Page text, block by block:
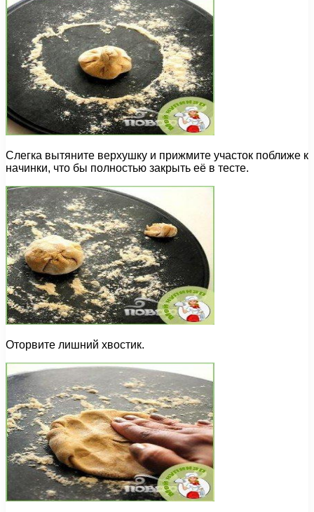
Слегка вытяните верхушку и прижмите участок поближе к
начинки, что бы полностью закрыть её в тесте.
Оторвите лишний хвостик.